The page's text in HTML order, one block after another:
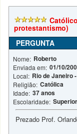
protestantismo)
PERGUNTA
Nome: Roberto
Enviada em: 01/10/
Local: Rio de Janeiro
Religião: Católica
Idade: 37 anos
Escolaridade:
Prezado Prof.